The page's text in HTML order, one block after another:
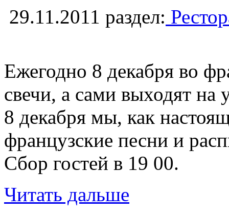
29.11.2011 раздел:
Ежегодно 8 декабря во
свечи, а сами выходят
8 декабря мы, как
французские песни и
Сбор гостей в 19 00.
Читать дальше